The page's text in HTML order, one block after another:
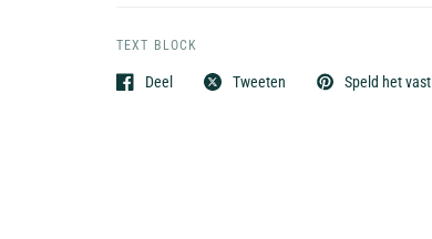
TEXT BLOCK
Deel Tweeten Speld het vast